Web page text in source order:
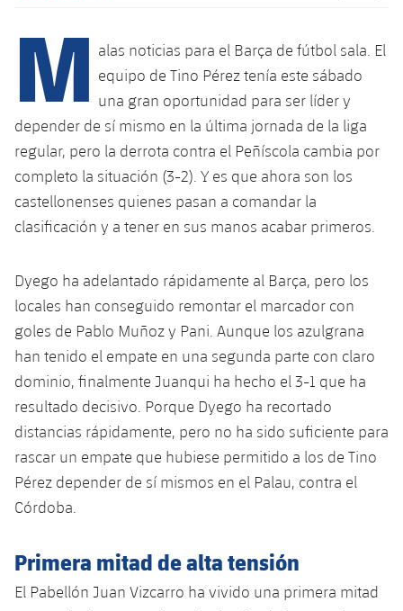
Centro de documentación
plusicon
más
Instalaciones
Spotify Camp Nou
Estadi Johan Cruyff
Ciutat Esportiva
La Masia
plusicon
más
Servicios
Servicios Médicos
Accesibilidad
plusicon
más
Acreditaciones
Instalaciones
M alas noticias para el Barça de fútbol sala. El
equipo de Tino Pérez tenía este sábado
una gran oportunidad para ser líder y
depender de sí mismo en la última jornada de la liga
regular, pero la derrota contra el Peñíscola cambia por
completo la situación (3-2). Y es que ahora son los
castellonenses quienes pasan a comandar la
clasificación y a tener en sus manos acabar primeros.
Dyego ha adelantado rápidamente al Barça, pero los
locales han conseguido remontar el marcador con
goles de Pablo Muñoz y Pani. Aunque los azulgrana
han tenido el empate en una segunda parte con claro
dominio, finalmente Juanqui ha hecho el 3-1 que ha
resultado decisivo. Porque Dyego ha recortado
distancias rápidamente, pero no ha sido suficiente para
rascar un empate que hubiese permitido a los de Tino
Pérez depender de sí mismos en el Palau, contra el
Córdoba.
Primera mitad de alta tensión
El Pabellón Juan Vizcarro ha vivido una primera mitad